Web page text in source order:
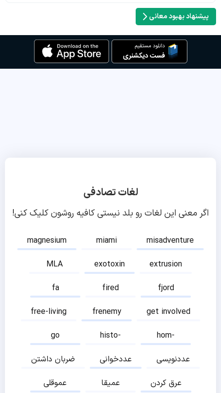
پیشنهاد بهبود معانی
لغات تصادفی
اگر معنی این لغات رو بلد نیستی کافیه روشون کلیک کنی!
magnesium miami
misadventure
MLA
exotoxin
extrusion
fa
fired
fjord
free-living
frenemy
get involved
go
histo-
hom-
ضربان داشتن
عددخوانی
عددنویسی
عموقلی
عمیقا
عرق کردن